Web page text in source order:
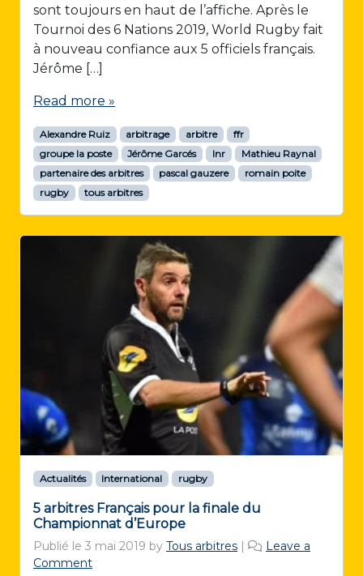
sont toujours en haut de l’affiche. Après le
Tournoi des 6 Nations 2019, World Rugby fait
à nouveau confiance aux 5 officiels français.
Jérôme […]
Read more »
Alexandre Ruiz arbitrage arbitre
ffr
groupe la poste
Jérôme Garcés lnr
Mathieu Raynal
partenaire des arbitres
pascal gauzere
romain poite
rugby
tous arbitres
Actualités International rugby
5 arbitres Français pour la finale du
Championnat d’Europe
Publié le 3 mai 2019 by Tous arbitres |
Leave a
Comment